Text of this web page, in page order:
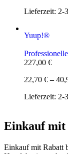
Lieferzeit: 2-
Yuup!®
227,00 €
22,70 € –
Lieferzeit: 2-
Einkauf mit
Einkauf mit Rabatt